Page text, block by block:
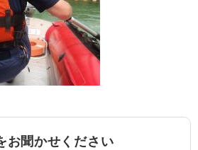
お聞かせください